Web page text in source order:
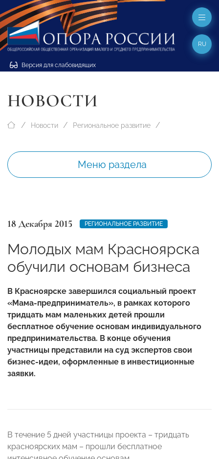
Версия для слабовидящих
RU
НОВОСТИ
Новости Региональное развитие
Меню раздела
18 Декабря 2015 РЕГИОНАЛЬНОЕ РАЗВИТИЕ
Молодых мам Красноярска
обучили основам бизнеса
В Красноярске завершился социальный проект
«Мама-предприниматель», в рамках которого
тридцать мам маленьких детей прошли
бесплатное обучение основам индивидуального
предпринимательства. В конце обучения
участницы представили на суд экспертов свои
бизнес-идеи, оформленные в инвестиционные
заявки.
В течение 5 дней участницы проекта – тридцать
красноярских мам – прошли бесплатное